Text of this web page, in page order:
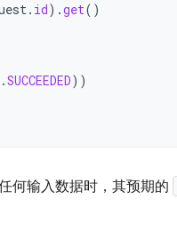
. id).get()
.SUCCEEDED))
何输入数据时，其预期的